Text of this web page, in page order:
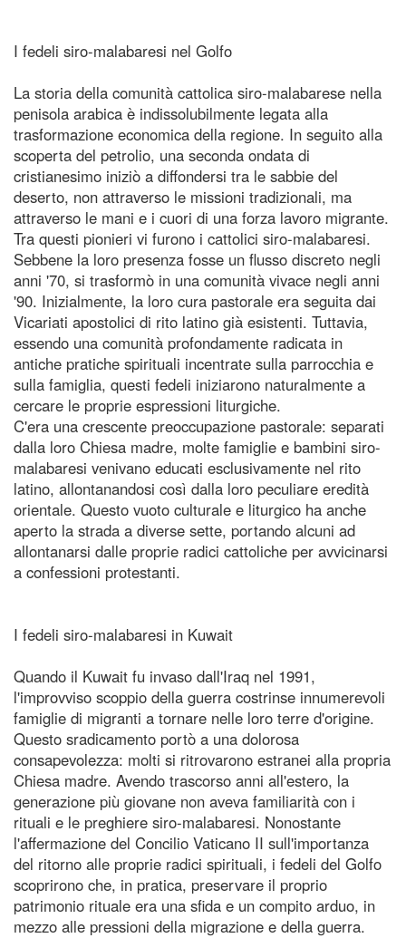
I fedeli siro-malabaresi nel Golfo
La storia della comunità cattolica siro-malabarese nella
penisola arabica è indissolubilmente legata alla
trasformazione economica della regione. In seguito alla
scoperta del petrolio, una seconda ondata di
cristianesimo iniziò a diffondersi tra le sabbie del
deserto, non attraverso le missioni tradizionali, ma
attraverso le mani e i cuori di una forza lavoro migrante.
Tra questi pionieri vi furono i cattolici siro-malabaresi.
Sebbene la loro presenza fosse un flusso discreto negli
anni '70, si trasformò in una comunità vivace negli anni
'90. Inizialmente, la loro cura pastorale era seguita dai
Vicariati apostolici di rito latino già esistenti. Tuttavia,
essendo una comunità profondamente radicata in
antiche pratiche spirituali incentrate sulla parrocchia e
sulla famiglia, questi fedeli iniziarono naturalmente a
cercare le proprie espressioni liturgiche.
C'era una crescente preoccupazione pastorale: separati
dalla loro Chiesa madre, molte famiglie e bambini siro-
malabaresi venivano educati esclusivamente nel rito
latino, allontanandosi così dalla loro peculiare eredità
orientale. Questo vuoto culturale e liturgico ha anche
aperto la strada a diverse sette, portando alcuni ad
allontanarsi dalle proprie radici cattoliche per avvicinarsi
a confessioni protestanti.
I fedeli siro-malabaresi in Kuwait
Quando il Kuwait fu invaso dall'Iraq nel 1991,
l'improvviso scoppio della guerra costrinse innumerevoli
famiglie di migranti a tornare nelle loro terre d'origine.
Questo sradicamento portò a una dolorosa
consapevolezza: molti si ritrovarono estranei alla propria
Chiesa madre. Avendo trascorso anni all'estero, la
generazione più giovane non aveva familiarità con i
rituali e le preghiere siro-malabaresi. Nonostante
l'affermazione del Concilio Vaticano II sull'importanza
del ritorno alle proprie radici spirituali, i fedeli del Golfo
scoprirono che, in pratica, preservare il proprio
patrimonio rituale era una sfida e un compito arduo, in
mezzo alle pressioni della migrazione e della guerra.